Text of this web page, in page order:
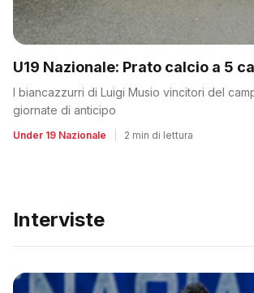
U19 Nazionale: Prato calcio a 5
I biancazzurri di Luigi Musio vincitori del
giornate di anticipo
Under 19 Nazionale 2 min di lettura
Interviste